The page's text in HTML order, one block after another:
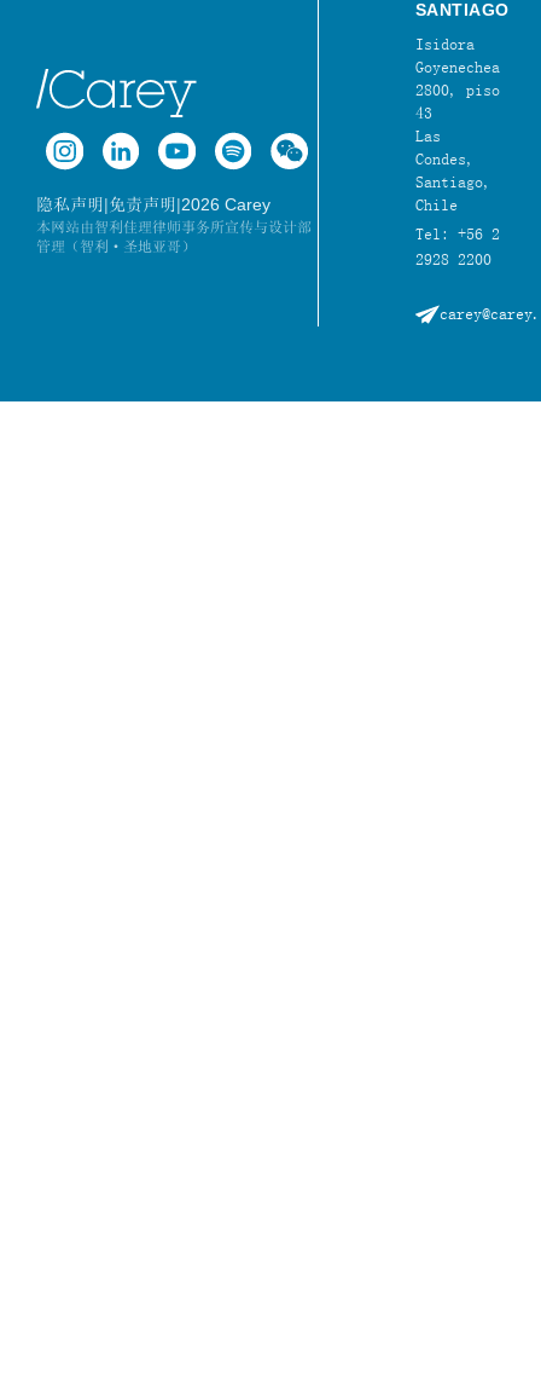
隐私声明|免责声明|2026 Carey
本网站由智利佳理律师事务所宣传与设计部
管理（智利·圣地亚哥）
SANTIAGO
Isidora
Goyenechea
2800, piso
43
Las
Condes,
Santiago,
Chile
Tel: +56 2
2928 2200